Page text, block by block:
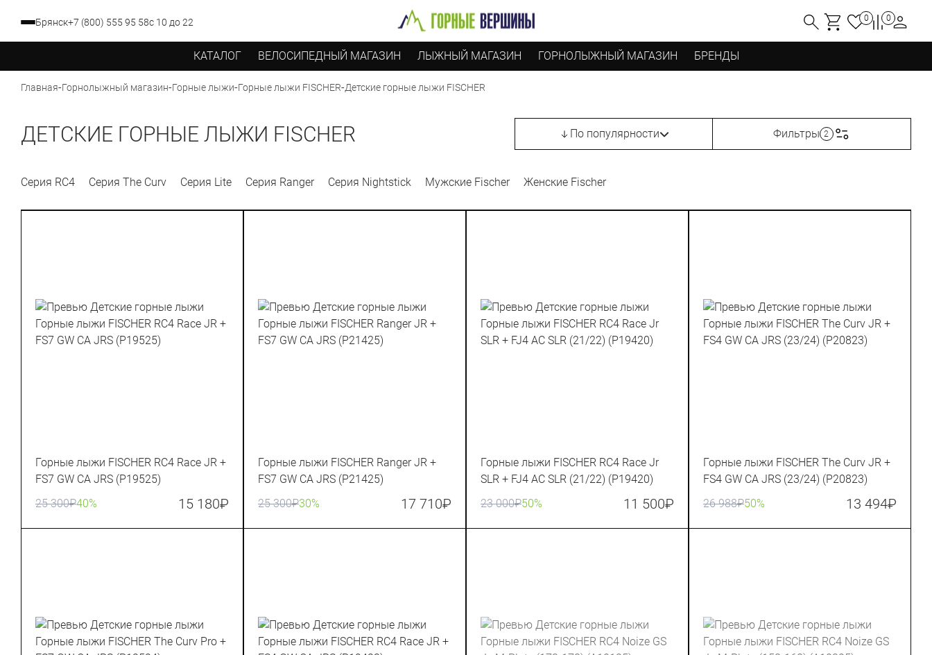
Брянск+7 (800) 555 95 58с 10 до 22 0 0
КАТАЛОГ ВЕЛОСИПЕДНЫЙ МАГАЗИН ЛЫЖНЫЙ МАГАЗИН ГОРНОЛЫЖНЫЙ МАГАЗИН БРЕНДЫ
Главная-Горнолыжный магазин-Горные лыжи-Горные лыжи FISCHER-Детские горные лыжи FISCHER
ДЕТСКИЕ ГОРНЫЕ ЛЫЖИ FISCHER По популярности Фильтры 2
Серия RC4 Серия The Curv Серия Lite Серия Ranger Серия Nightstick Мужские Fischer Женские Fischer
Горные лыжи FISCHER RC4 Race JR +
FS7 GW CA JRS (P19525)
25 300₽40% 15 180₽
Горные лыжи FISCHER Ranger JR +
FS7 GW CA JRS (P21425)
25 300₽30% 17 710₽
Горные лыжи FISCHER RC4 Race Jr
SLR + FJ4 AC SLR (21/22) (P19420)
23 000₽50% 11 500₽
Горные лыжи FISCHER The Curv JR +
FS4 GW CA JRS (23/24) (P20823)
26 988₽50% 13 494₽